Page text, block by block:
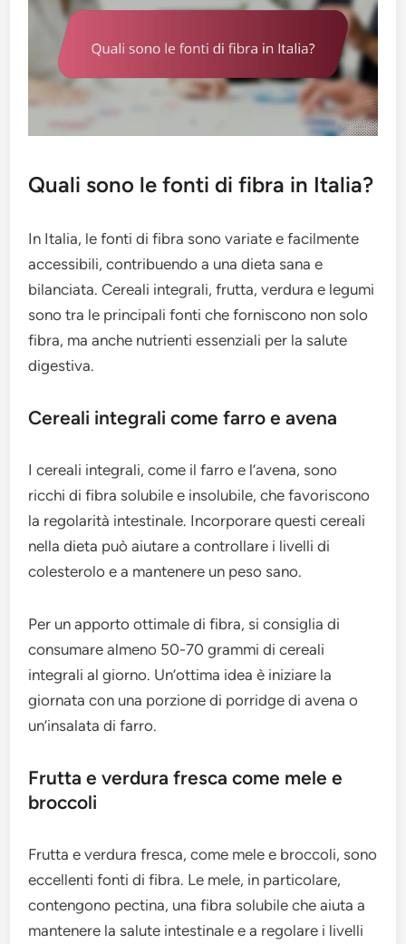
Quali sono le fonti di fibra in Italia?
In Italia, le fonti di fibra sono variate e facilmente
accessibili, contribuendo a una dieta sana e
bilanciata. Cereali integrali, frutta, verdura e legumi
sono tra le principali fonti che forniscono non solo
fibra, ma anche nutrienti essenziali per la salute
digestiva.
Cereali integrali come farro e avena
I cereali integrali, come il farro e l’avena, sono
ricchi di fibra solubile e insolubile, che favoriscono
la regolarità intestinale. Incorporare questi cereali
nella dieta può aiutare a controllare i livelli di
colesterolo e a mantenere un peso sano.
Per un apporto ottimale di fibra, si consiglia di
consumare almeno 50-70 grammi di cereali
integrali al giorno. Un’ottima idea è iniziare la
giornata con una porzione di porridge di avena o
un’insalata di farro.
Frutta e verdura fresca come mele e
broccoli
Frutta e verdura fresca, come mele e broccoli, sono
eccellenti fonti di fibra. Le mele, in particolare,
contengono pectina, una fibra solubile che aiuta a
mantenere la salute intestinale e a regolare i livelli